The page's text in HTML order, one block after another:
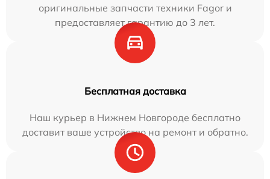
оригинальные запчасти техники Fagor и
предоставляет гарантию до 3 лет.
Бесплатная доставка
Наш курьер в Нижнем Новгороде бесплатно
доставит ваше устройство на ремонт и обратно.